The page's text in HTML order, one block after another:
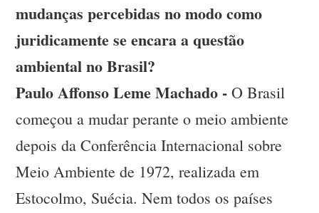
mudanças percebidas no modo como
juridicamente se encara a questão
ambiental no Brasil?
Paulo Affonso Leme Machado -O Brasil
começou a mudar perante o meio ambiente
depois da Conferência Internacional sobre
Meio Ambiente de 1972, realizada em
Estocolmo, Suécia. Nem todos os países